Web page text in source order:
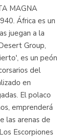
MAGNA
África es un
juegan a la
Group,
es un peón
del
en
El polaco
emprenderá
las arenas de
Escorpiones